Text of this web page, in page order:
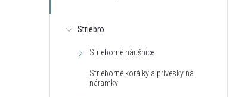
Striebro
Strieborné náušnice
Strieborné korálky a prívesky na
náramky